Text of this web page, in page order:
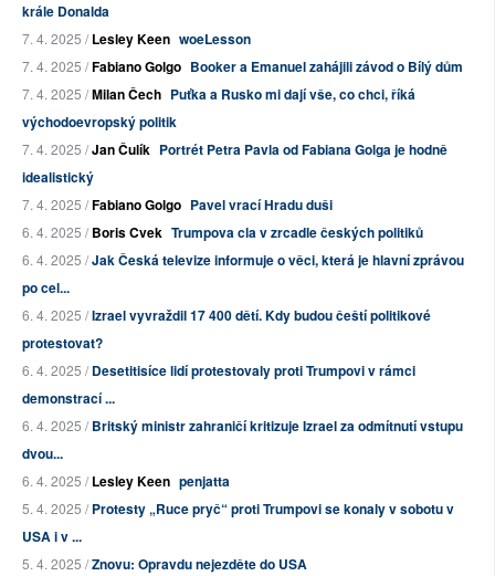
krále Donalda
7. 4. 2025 /Lesley Keen woeLesson
7. 4. 2025 /Fabiano Golgo Booker a Emanuel zahájili závod o Bílý dům
7. 4. 2025 /Milan Čech Puťka a Rusko mi dají vše, co chci, říká
východoevropský politik
7. 4. 2025 /Jan Čulík Portrét Petra Pavla od Fabiana Golga je hodně
idealistický
7. 4. 2025 /Fabiano Golgo Pavel vrací Hradu duši
6. 4. 2025 /Boris Cvek Trumpova cla v zrcadle českých politiků
6. 4. 2025 /Jak Česká televize informuje o věci, která je hlavní zprávou
po cel...
6. 4. 2025 /Izrael vyvraždil 17 400 dětí. Kdy budou čeští politikové
protestovat?
6. 4. 2025 /Desetitisíce lidí protestovaly proti Trumpovi v rámci
demonstrací ...
6. 4. 2025 /Britský ministr zahraničí kritizuje Izrael za odmítnutí vstupu
dvou...
6. 4. 2025 /Lesley Keen penjatta
5. 4. 2025 /Protesty „Ruce pryč“ proti Trumpovi se konaly v sobotu v
USA i v ...
5. 4. 2025 /Znovu: Opravdu nejezděte do USA